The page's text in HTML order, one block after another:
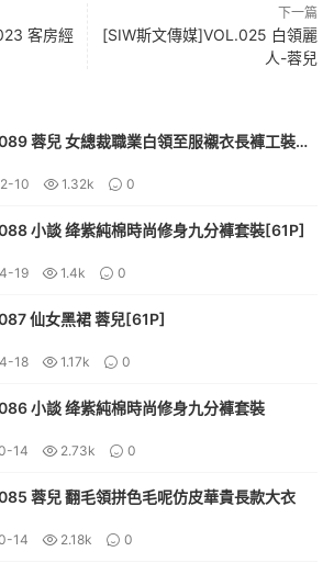
客房經
下一篇
[SIW斯文傳媒]VOL.025 白領麗
人-蓉兒
蓉兒 女總裁職業白領至服襯衣長褲工裝
10 1.32k 0
小談 绛紫純棉時尚修身九分褲套裝[61P]
19 1.4k 0
仙女黑裙 蓉兒[61P]
18 1.17k 0
小談 绛紫純棉時尚修身九分褲套裝
14 2.73k 0
蓉兒 翻毛領拼色毛呢仿皮華貴長款大衣
14 2.18k 0